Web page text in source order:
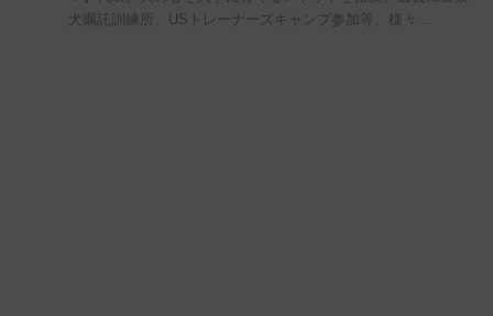
犬嘱託訓練所、USトレーナーズキャンプ参加等、様々…